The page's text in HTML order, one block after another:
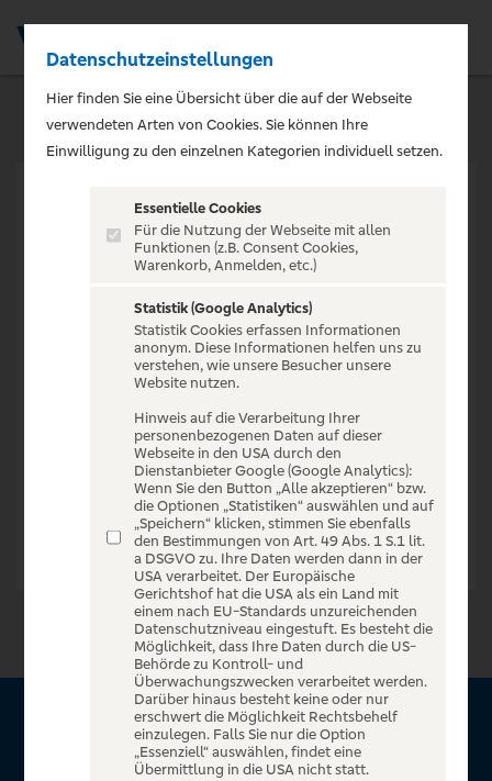
VERANSTALTUNG NICHT
GEFUNDEN
Zur Startseite
Über VR Entertain
Datenschutzeinstellungen
Hier finden Sie eine Übersicht über die auf der Webseite
verwendeten Arten von Cookies. Sie können Ihre
Einwilligung zu den einzelnen Kategorien individuell setzen.
Essentielle Cookies
Für die Nutzung der Webseite mit allen
Funktionen (z.B. Consent Cookies,
Warenkorb, Anmelden, etc.)
Statistik (Google Analytics)
Statistik Cookies erfassen Informationen
anonym. Diese Informationen helfen uns zu
verstehen, wie unsere Besucher unsere
Website nutzen.
Hinweis auf die Verarbeitung Ihrer
personenbezogenen Daten auf dieser
Webseite in den USA durch den
Dienstanbieter Google (Google Analytics):
Wenn Sie den Button „Alle akzeptieren“ bzw.
die Optionen „Statistiken“ auswählen und auf
„Speichern“ klicken, stimmen Sie ebenfalls
den Bestimmungen von Art. 49 Abs. 1 S.1 lit.
a DSGVO zu. Ihre Daten werden dann in der
USA verarbeitet. Der Europäische
Gerichtshof hat die USA als ein Land mit
einem nach EU-Standards unzureichenden
Datenschutzniveau eingestuft. Es besteht die
Möglichkeit, dass Ihre Daten durch die US-
Behörde zu Kontroll- und
Überwachungszwecken verarbeitet werden.
Darüber hinaus besteht keine oder nur
erschwert die Möglichkeit Rechtsbehelf
einzulegen. Falls Sie nur die Option
„Essenziell“ auswählen, findet eine
Übermittlung in die USA nicht statt.